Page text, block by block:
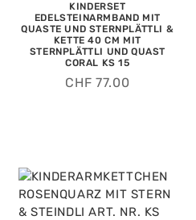
KINDERSET
EDELSTEINARMBAND MIT
QUASTE UND STERNPLÄTTLI &
KETTE 40 CM MIT
STERNPLÄTTLI UND QUAST
CORAL KS 15
CHF 77.00